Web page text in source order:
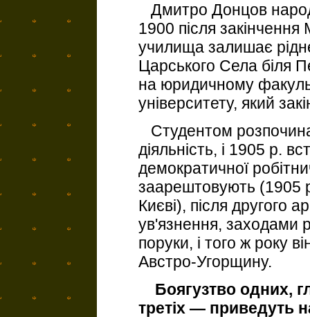
Дмитро Донцов
1900 після
училища залишає
Царського Села біля
на юридичному
університету, який
Студентом
діяльність, і 1905 р.
демократичної
заарештовують (1905
Києві), після другого
ув'язнення, заходами
поруки, і того ж року
Австро-Угорщину.
Боягузтво одних,
третіх — приведуть